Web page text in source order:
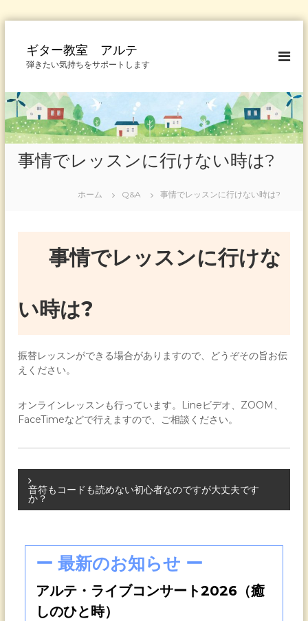
へ
キ
ッ
ギター教室 アルテ
弾きたい気持ちをサポートします
事情でレッスンに行けない時は?
ホーム Q&A 事情でレッスンに行けない時は?
事情でレッスンに行けな
い時は?
振替レッスンができる場合がありますので、どうぞその旨お伝
えください。
オンラインレッスンも行っています。Lineビデオ、ZOOM、
FaceTimeなどで行えますので、ご相談ください。
投
稿
ナ
音符もコードも読めない初心者なのですが大丈夫です
か？
ー 最新のお知らせ ー
アルテ・ライブコンサート2026（癒
しのひと時）